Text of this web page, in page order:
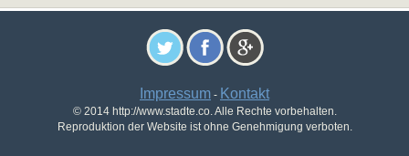
Impressum - Kontakt
© 2014 http://www.stadte.co. Alle Rechte vorbehalten.
Reproduktion der Website ist ohne Genehmigung verboten.